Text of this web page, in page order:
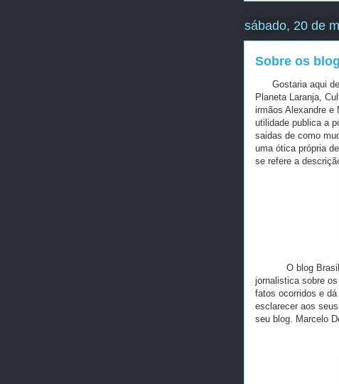
sábado, 20 de
Sobre os
Gostaria aqui de
Planeta Laranja,
irmãos Alexandre e
utilidade publica a
saidas de como
uma ótica própria
se refere a
O blog Brasil ,
jornalistica sobre
fatos ocorridos e
esclarecer aos
seu blog. Marcelo